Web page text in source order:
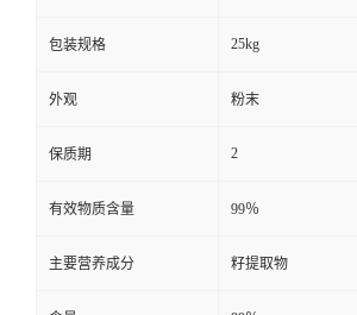
包装规格 25kg
外观 粉末
保质期 2
有效物质含量 99％
主要营养成分 籽提取物